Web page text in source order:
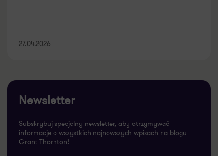
27.04.2026
Newsletter
Subskrybuj specjalny newsletter, aby otrzymywać
informacje o wszystkich najnowszych wpisach na blogu
Grant Thornton!